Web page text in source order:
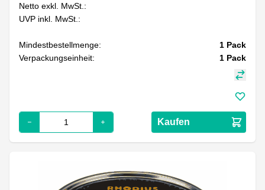
Netto exkl. MwSt.:
UVP inkl. MwSt.:
Mindestbestellmenge: 1 Pack
Verpackungseinheit:
1 Pack
Kaufen